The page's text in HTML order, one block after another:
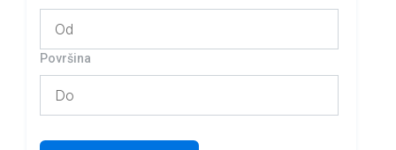
Površina